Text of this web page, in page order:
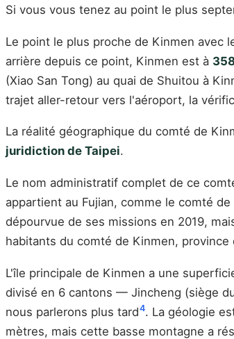
Si vous vous tenez au point le plus
Le point le plus proche de Kinmen avec
arrière depuis ce point, Kinmen est à
(Xiao San Tong) au quai de Shuitou à
trajet aller-retour vers l'aéroport, la
La réalité géographique du comté de
juridiction de Taipei.
Le nom administratif complet de ce
appartient au Fujian, comme le comté
dépourvue de ses missions en 2019,
habitants du comté de Kinmen, province
L'île principale de Kinmen a une
divisé en 6 cantons — Jincheng (siège
nous parlerons plus tard4. La géologie
mètres, mais cette basse montagne a